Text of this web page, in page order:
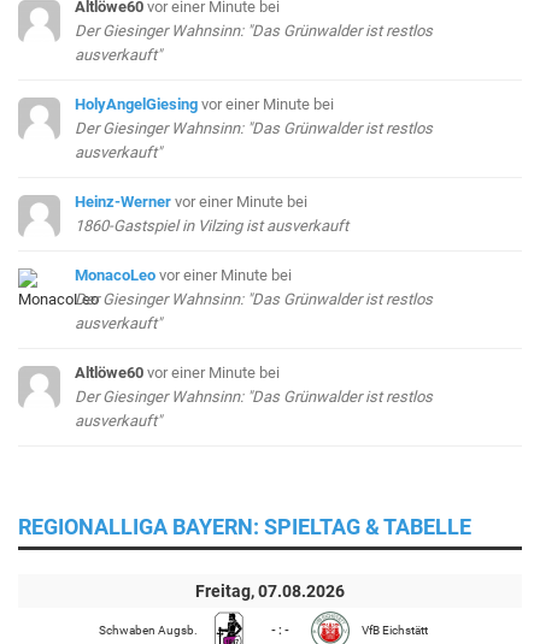
Altlöwe60 vor einer Minute bei
Der Giesinger Wahnsinn: "Das Grünwalder ist restlos
ausverkauft"
HolyAngelGiesing vor einer Minute bei
Der Giesinger Wahnsinn: "Das Grünwalder ist restlos
ausverkauft"
Heinz-Werner vor einer Minute bei
1860-Gastspiel in Vilzing ist ausverkauft
MonacoLeo vor einer Minute bei
Der Giesinger Wahnsinn: "Das Grünwalder ist restlos
ausverkauft"
Altlöwe60 vor einer Minute bei
Der Giesinger Wahnsinn: "Das Grünwalder ist restlos
ausverkauft"
REGIONALLIGA BAYERN: SPIELTAG & TABELLE
Freitag, 07.08.2026
Schwaben Augsb. - : - VfB Eichstätt